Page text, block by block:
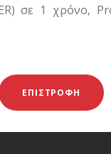
σε 1 χρόνο,
ΕΠΙΣΤΡΟΦΗ